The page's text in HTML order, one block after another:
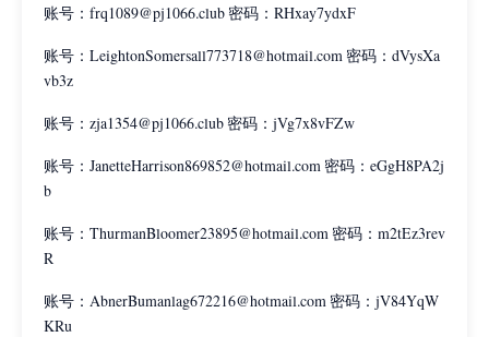
账号：frq1089@pj1066.club 密码：RHxay7ydxF
账号：LeightonSomersall773718@hotmail.com 密码：dVysXa
vb3z
账号：zja1354@pj1066.club 密码：jVg7x8vFZw
账号：JanetteHarrison869852@hotmail.com 密码：eGgH8PA2j
b
账号：ThurmanBloomer23895@hotmail.com 密码：m2tEz3rev
R
账号：AbnerBumanlag672216@hotmail.com 密码：jV84YqW
KRu